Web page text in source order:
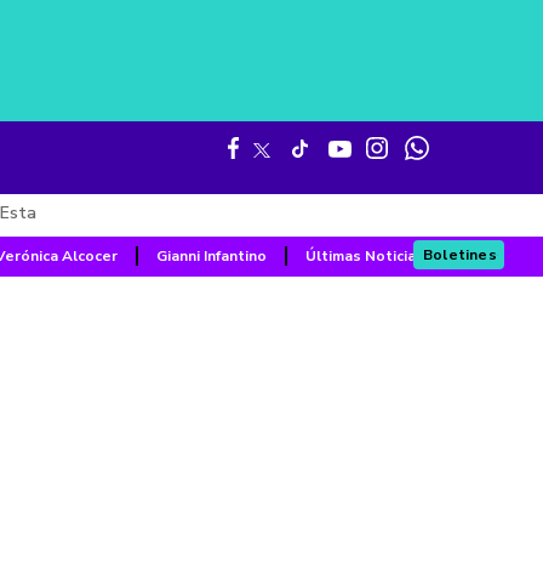
Alcocer Gianni Infantino Últimas NoticiasBoletines